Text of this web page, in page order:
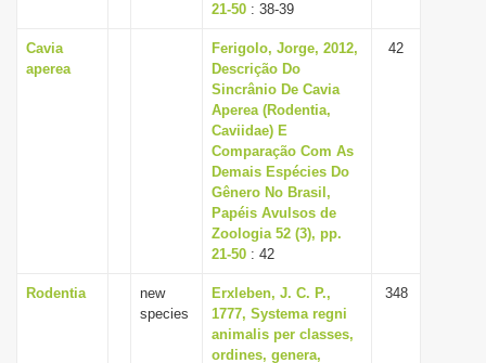
21-50 : 38-39
Cavia
aperea
Ferigolo, Jorge, 2012,
Descrição Do
Sincrânio De Cavia
Aperea (Rodentia,
Caviidae) E
Comparação Com As
Demais Espécies Do
Gênero No Brasil,
Papéis Avulsos de
Zoologia 52 (3), pp.
21-50 : 42
42
Rodentia
new
species
Erxleben, J. C. P.,
1777, Systema regni
animalis per classes,
ordines, genera,
348